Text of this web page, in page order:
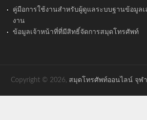
คู่มือการใช้งานสำหรับผู้ดูแลระบบฐานข้อมูล
งาน
ข้อมูลเจ้าหน้าที่ที่มีสิทธิ์จัดการสมุดโทรศัพท์
Copyright © 2026, สมุดโทรศัพท์ออนไลน์ จุฬ